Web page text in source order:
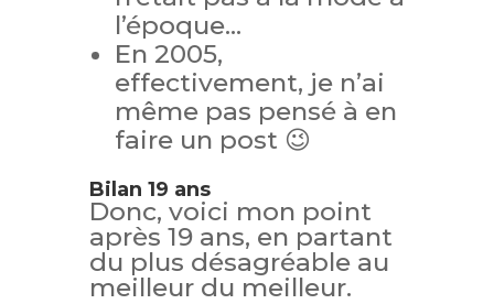
l’époque…
En 2005,
effectivement, je n’ai
même pas pensé à en
faire un post 😉
Bilan 19 ans
Donc, voici mon point
après 19 ans, en partant
du plus désagréable au
meilleur du meilleur.